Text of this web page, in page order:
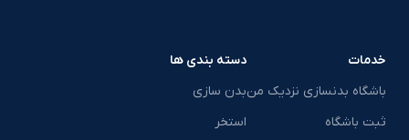
خدمات
باشگاه بدنسازی نزدیک من
ثبت باشگاه
دسته بندی ها
بدن سازی
استخر